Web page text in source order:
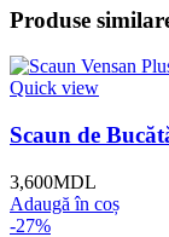
Produse
Quick view
Scaun de
3,600MDL
Adaugă în coș
-27%